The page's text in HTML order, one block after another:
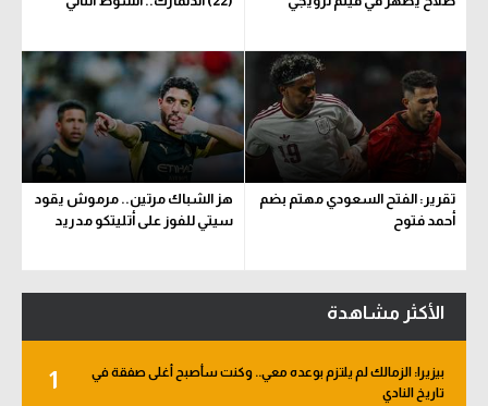
تقرير: الفتح السعودي مهتم بضم
أحمد فتوح
هز الشباك مرتين.. مرموش يقود
سيتي للفوز على أتليتكو مدريد
الأكثر مشاهدة
1
بيزيرا: الزمالك لم يلتزم بوعده معي.. وكنت سأصبح أغلى صفقة في
تاريخ النادي